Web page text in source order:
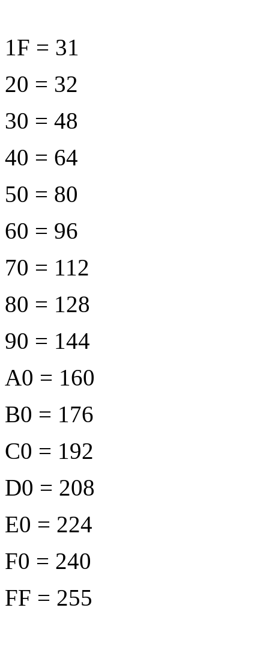
1F = 31
20 = 32
30 = 48
40 = 64
50 = 80
60 = 96
70 = 112
80 = 128
90 = 144
A0 = 160
B0 = 176
C0 = 192
D0 = 208
E0 = 224
F0 = 240
FF = 255